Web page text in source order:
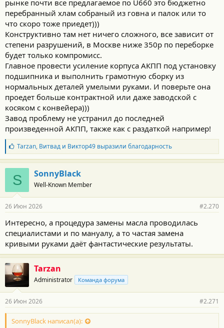
рынке почти все предлагаемое по U660 это бюджетно
перебранный хлам собраный из говна и палок или то
что скоро тоже приедет)))
Конструктивно там нет ничего сложного, все зависит от
степени разрушений, в Москве ниже 350р по переборке
будет только компромисс.
Главное провести усиление корпуса АКПП под установку
подшипника и выполнить грамотную сборку из
нормальных деталей умелыми руками. И поверьте она
проедет больше контрактной или даже заводской с
косяком с конвейера)))
Завод проблему не устранил до последней
произведенной АКПП, также как с раздаткой например!
Б
л
а
г
о
д
а
н
с
т
и
Tarzan, Витвади Виктор49выразили благодарность
S SonnyBlack
Well-Known Member
26 Июн 2026 #2.270
Интересно, а процедура замены масла проводилась
специалистами и по мануалу, а то частая замена
кривыми руками даёт фантастические результаты.
Tarzan
Administrator Команда форума
26 Июн 2026 #2.271
SonnyBlack написал(а):